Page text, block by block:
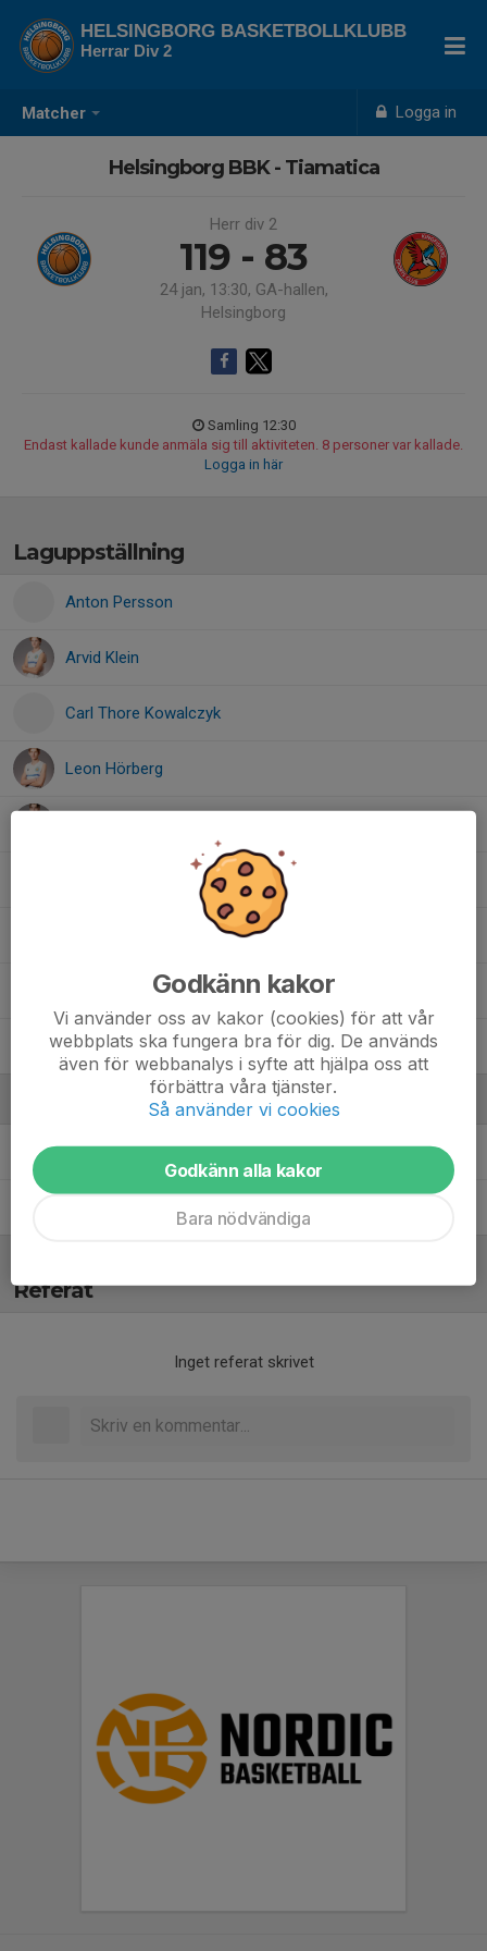
Matcher Logga in
HELSINGBORG BASKETBOLLKLUBB
Herrar Div 2
Helsingborg BBK - Tiamatica
Herr div 2
119 - 83
24 jan, 13:30, GA-hallen,
Helsingborg
Samling 12:30
Endast kallade kunde anmäla sig till aktiviteten. 8 personer var kallade.
Logga in här
Laguppställning
Anton Persson
Arvid Klein
Carl Thore Kowalczyk
Leon Hörberg
Petar Madzarac
Rami Ismail
Johnell SmithHeadcoach
Ledare
Referat
Inget referat skrivet
Godkänn kakor
Vi använder oss av kakor (cookies) för att vår
webbplats ska fungera bra för dig. De används
även för webbanalys i syfte att hjälpa oss att
förbättra våra tjänster.
Så använder vi cookies
Godkänn alla kakor
Bara nödvändiga